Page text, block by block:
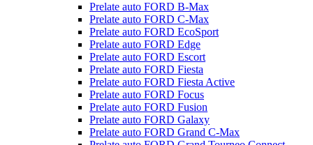
Prelate auto FORD B-Max
Prelate auto FORD C-Max
Prelate auto FORD EcoSport
Prelate auto FORD Edge
Prelate auto FORD Escort
Prelate auto FORD Fiesta
Prelate auto FORD Fiesta Active
Prelate auto FORD Focus
Prelate auto FORD Fusion
Prelate auto FORD Galaxy
Prelate auto FORD Grand C-Max